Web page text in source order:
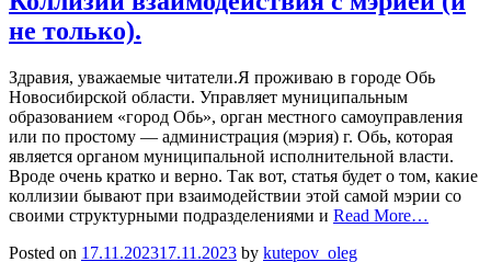
не только).
Здравия, уважаемые читатели.Я проживаю в городе Обь
Новосибирской области. Управляет муниципальным
образованием «город Обь», орган местного самоуправления
или по простому — администрация (мэрия) г. Обь, которая
является органом муниципальной исполнительной власти.
Вроде очень кратко и верно. Так вот, статья будет о том, какие
коллизии бывают при взаимодействии этой самой мэрии со
своими структурными подразделениями и Read More…
Posted on 17.11.202317.11.2023 by kutepov_oleg